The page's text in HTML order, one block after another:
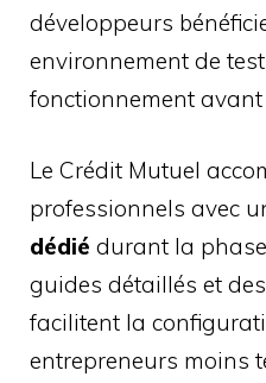
développeurs
environnement de
fonctionnement
Le Crédit Mutuel
professionnels avec
dédié durant la
guides détaillés et
facilitent la
entrepreneurs moins